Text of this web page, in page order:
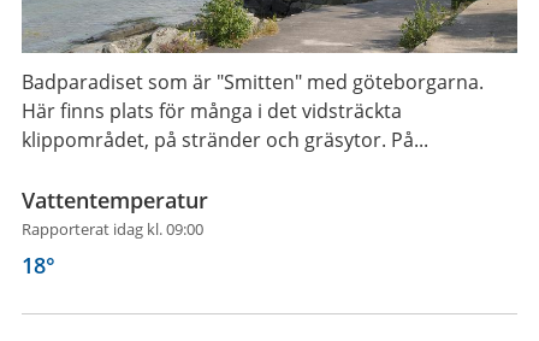
Badparadiset som är "Smitten" med göteborgarna.
Här finns plats för många i det vidsträckta
klippområdet, på stränder och gräsytor. På...
Vattentemperatur
Rapporterat idag kl. 09:00
18°